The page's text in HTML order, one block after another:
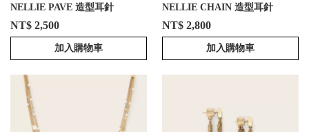
NELLIE PAVE 造型耳針
NT$ 2,500
加入購物車
NELLIE CHAIN 造型耳針
NT$ 2,800
加入購物車